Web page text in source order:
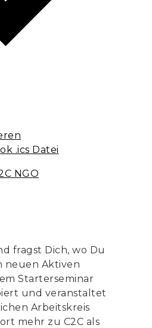
.ics Datei
NGO
fragst Dich, wo Du
neuen Aktiven
Starterseminar
und veranstaltet
Arbeitskreis
mehr zu C2C als